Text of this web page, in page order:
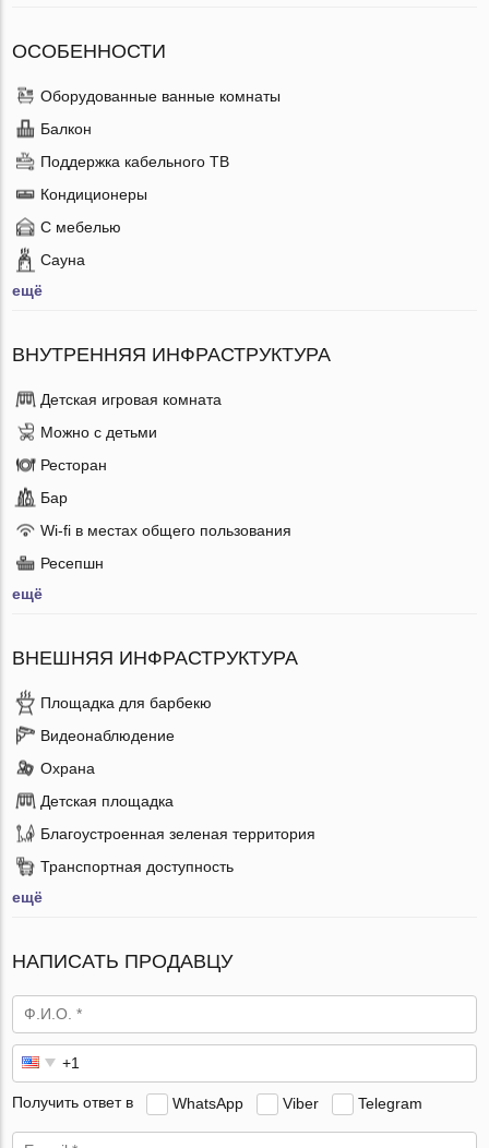
ОСОБЕННОСТИ
Оборудованные ванные комнаты
Балкон
Поддержка кабельного ТВ
Кондиционеры
С мебелью
Сауна
ещё
ВНУТРЕННЯЯ ИНФРАСТРУКТУРА
Детская игровая комната
Можно с детьми
Ресторан
Бар
Wi-fi в местах общего пользования
Ресепшн
ещё
ВНЕШНЯЯ ИНФРАСТРУКТУРА
Площадка для барбекю
Видеонаблюдение
Охрана
Детская площадка
Благоустроенная зеленая территория
Транспортная доступность
ещё
НАПИСАТЬ ПРОДАВЦУ
Получить ответ в WhatsApp Viber Telegram